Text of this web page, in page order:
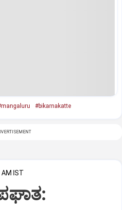
#bikarnakatte
AM IST